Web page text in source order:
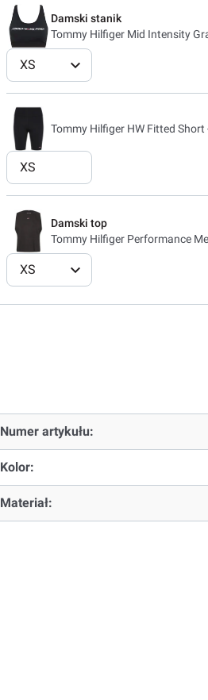
Damski stanik
Tommy Hilfiger Mid Intensity
XS
Tommy Hilfiger HW Fitted Short
XS
Damski top
Tommy Hilfiger Performance
XS
Numer artykułu:
Kolor:
Materiał: